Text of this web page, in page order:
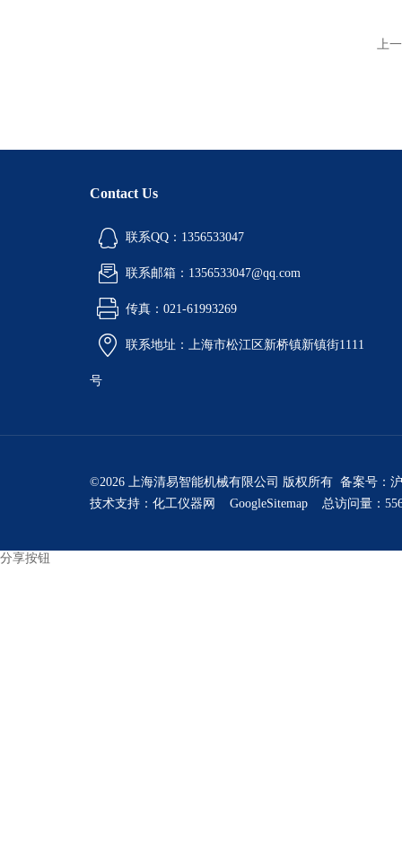
上
Contact Us
联系QQ：1356533047
联系邮箱：1356533047@qq.com
传真：021-61993269
联系地址：上海市松江区新桥镇新镇街1111
号
©2026 上海清易智能机械有限公司 版权所有 备案号：
技术支持： 化工仪器网 GoogleSitemap 总访问量：
分享按钮